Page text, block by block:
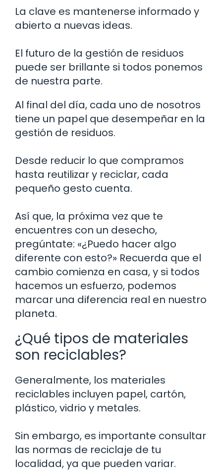
La clave es mantenerse informado y
abierto a nuevas ideas.
El futuro de la gestión de residuos
puede ser brillante si todos ponemos
de nuestra parte.
Al final del día, cada uno de nosotros
tiene un papel que desempeñar en la
gestión de residuos.
Desde reducir lo que compramos
hasta reutilizar y reciclar, cada
pequeño gesto cuenta.
Así que, la próxima vez que te
encuentres con un desecho,
pregúntate: «¿Puedo hacer algo
diferente con esto?» Recuerda que el
cambio comienza en casa, y si todos
hacemos un esfuerzo, podemos
marcar una diferencia real en nuestro
planeta.
¿Qué tipos de materiales
son reciclables?
Generalmente, los materiales
reciclables incluyen papel, cartón,
plástico, vidrio y metales.
Sin embargo, es importante consultar
las normas de reciclaje de tu
localidad, ya que pueden variar.